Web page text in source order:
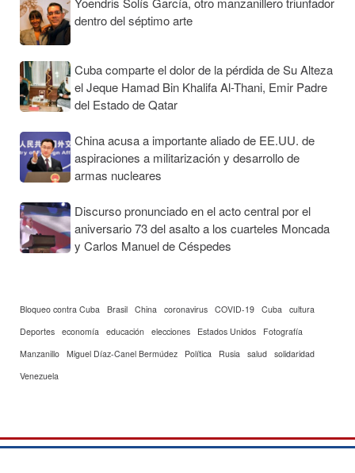
dentro del séptimo arte
Cuba comparte el dolor de la pérdida de Su Alteza
el Jeque Hamad Bin Khalifa Al-Thani, Emir Padre
del Estado de Qatar
China acusa a importante aliado de EE.UU. de
aspiraciones a militarización y desarrollo de
armas nucleares
Discurso pronunciado en el acto central por el
aniversario 73 del asalto a los cuarteles Moncada
y Carlos Manuel de Céspedes
Bloqueo contra Cuba Brasil China coronavirus COVID-19 Cuba cultura
Deportes economía educación elecciones Estados Unidos
Fotografía
Manzanillo Miguel Díaz-Canel Bermúdez Política Rusia salud solidaridad
Venezuela